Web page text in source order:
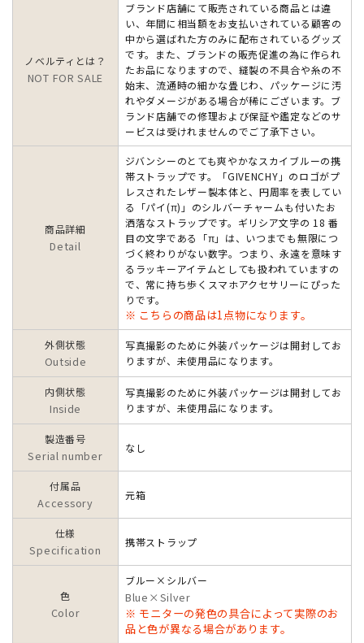
ノベルティとは？
NOT FOR SALE
ブランド店舗にて販売されている商品とは違
い、年間に相当額をお支払いされている顧客の
中から選ばれた方のみに配布されているグッズ
です。また、ブランドの販売促進の為に作られ
たお品になりますので、縫製の不具合や糸の不
始末、流通時の細かな畳じわ、パッケージに汚
れやダメージがある場合が稀にございます。ブ
ランド店舗での修理および保証や鑑定などのサ
ービスは受けれませんのでご了承下さい。
商品詳細
Detail
ジバンシーのとても爽やかなスカイブルーの携
帯ストラップです。「GIVENCHY」のロゴがプ
レスされたレザー製本体と、円周率を表してい
る「パイ(π)」のシルバーチャームも付いたお
洒落なストラップです。ギリシア文字の 18 番
目の文字である「π」は、いつまでも無限につ
づく終わりがない数字。つまり、永遠を意味す
るラッキーアイテムとしても扱われていますの
で、常に持ち歩くスマホアクセサリーにぴった
りです。
※ こちらの商品は1点物になります。
外側状態
Outside
写真撮影のために外装パッケージは開封してお
りますが、未使用品になります。
内側状態
Inside
写真撮影のために外装パッケージは開封してお
りますが、未使用品になります。
製造番号
Serial number
なし
付属品
Accessory
元箱
仕様
Specification
携帯ストラップ
色
Color
ブルー×シルバー
Blue×Silver
※ モニターの発色の具合によって実際のお
品と色が異なる場合があります。